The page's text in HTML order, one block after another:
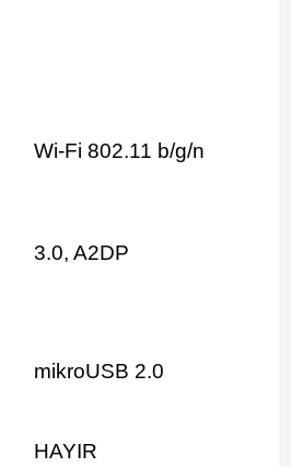
Wi-Fi 802.11 b/g/n
3.0, A2DP
mikroUSB 2.0
HAYIR